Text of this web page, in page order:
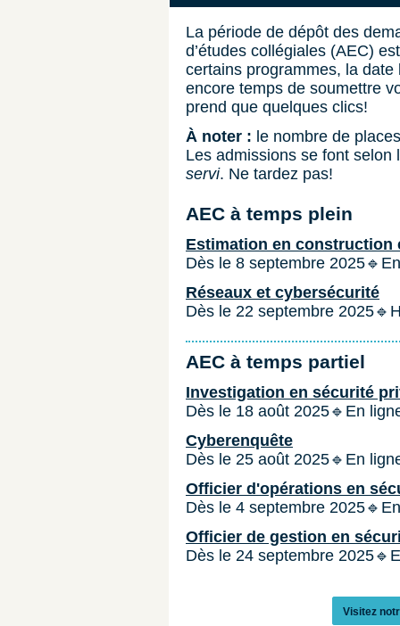
La période de dépôt des
d’études collégiales (AEC)
certains programmes, la
encore temps de soumettre
prend que quelques clics!
À noter : le nombre de
Les admissions se font
servi. Ne tardez pas!
AEC à temps plein
Estimation en construction
Dès le 8 septembre
Réseaux et cybersécurité
Dès le 22 septembre
AEC à temps partiel
Investigation en sécurité
Dès le 18 août 2025🔹En
Cyberenquête
Dès le 25 août 2025🔹En
Officier d'opérations en
Dès le 4 septembre
Officier de gestion en
Dès le 24 septembre
Visitez